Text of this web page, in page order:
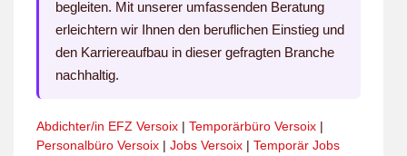
begleiten. Mit unserer umfassenden Beratung
erleichtern wir Ihnen den beruflichen Einstieg und
den Karriereaufbau in dieser gefragten Branche
nachhaltig.
Abdichter/in EFZ Versoix | Temporärbüro Versoix |
Personalbüro Versoix | Jobs Versoix | Temporär Jobs